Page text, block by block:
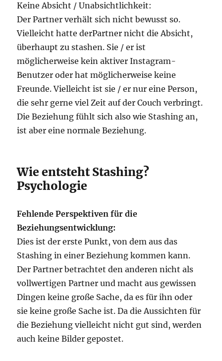
Keine Absicht / Unabsichtlichkeit:
Der Partner verhält sich nicht bewusst so.
Vielleicht hatte derPartner nicht die Absicht,
überhaupt zu stashen. Sie / er ist
möglicherweise kein aktiver Instagram-
Benutzer oder hat möglicherweise keine
Freunde. Vielleicht ist sie / er nur eine Person,
die sehr gerne viel Zeit auf der Couch verbringt.
Die Beziehung fühlt sich also wie Stashing an,
ist aber eine normale Beziehung.
Wie entsteht Stashing?
Psychologie
Fehlende Perspektiven für die
Beziehungsentwicklung:
Dies ist der erste Punkt, von dem aus das
Stashing in einer Beziehung kommen kann.
Der Partner betrachtet den anderen nicht als
vollwertigen Partner und macht aus gewissen
Dingen keine große Sache, da es für ihn oder
sie keine große Sache ist. Da die Aussichten für
die Beziehung vielleicht nicht gut sind, werden
auch keine Bilder gepostet.